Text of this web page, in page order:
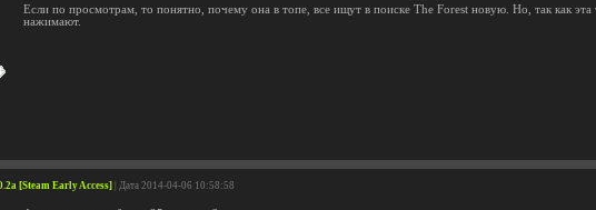
Если по просмотрам, то понятно, почему она в топе, все ищут в поиске The Forest новую. Но, так как эта
нажимают.
[Steam Early Access] | Дата 2014-04-06 10:58:58